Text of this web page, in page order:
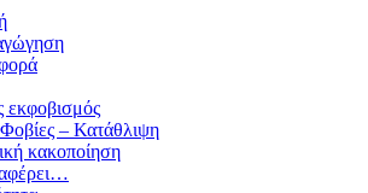
εκφοβισμός
– Κατάθλιψη
κακοποίηση